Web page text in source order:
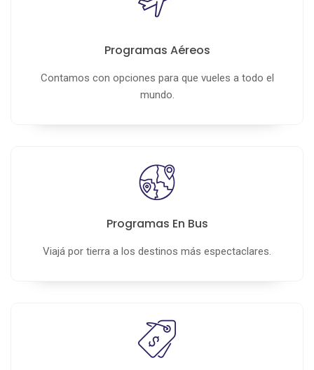
Programas Aéreos
Contamos con opciones para que vueles a todo el
mundo.
Programas En Bus
Viajá por tierra a los destinos más espectaclares.